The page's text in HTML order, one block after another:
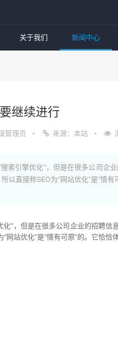
关于我们 新闻中心
继续进行
管理员 来源：本站
索引擎优化”，但是在很多公司企
以直接称SEO为“网站优化”是“情
”，但是在很多公司企业的招聘
站优化”是“情有可原”的。它恰